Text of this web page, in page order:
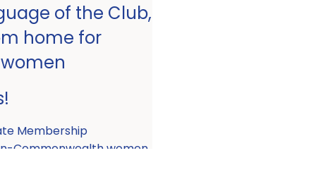
of the Club,
home for
Membership
Commonwealth women.